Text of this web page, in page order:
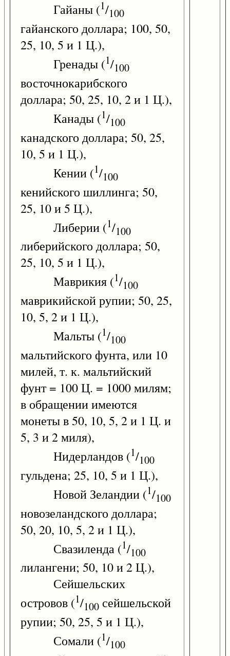
Гайаны (1/100
гайанского доллара; 100, 50,
25, 10, 5 и 1 Ц.),
Гренады (1/100
восточнокарибского
доллара; 50, 25, 10, 2 и 1 Ц.),
Канады (1/100
канадского доллара; 50, 25,
10, 5 и 1 Ц.),
Кении (1/100
кенийского шиллинга; 50,
25, 10 и 5 Ц.),
Либерии (1/100
либерийского доллара; 50,
25, 10, 5 и 1 Ц.),
Маврикия (1/100
маврикийской рупии; 50, 25,
10, 5, 2 и 1 Ц.),
Мальты (1/100
мальтийского фунта, или 10
милей, т. к. мальтийский
фунт = 100 Ц. = 1000 милям;
в обращении имеются
монеты в 50, 10, 5, 2 и 1 Ц. и
5, 3 и 2 миля),
Нидерландов (1/100
гульдена; 25, 10, 5 и 1 Ц.),
Новой Зеландии (1/100
новозеландского доллара;
50, 20, 10, 5, 2 и 1 Ц.),
Свазиленда (1/100
лилангени; 50, 10 и 2 Ц.),
Сейшельских
островов (1/100 сейшельской
рупии; 50, 25, 5 и 1 Ц.),
Сомали (1/100